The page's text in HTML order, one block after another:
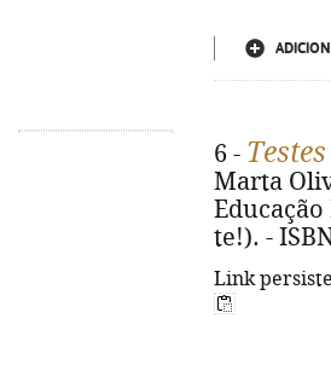
6 -
Marta
Educação
te!). -
Link